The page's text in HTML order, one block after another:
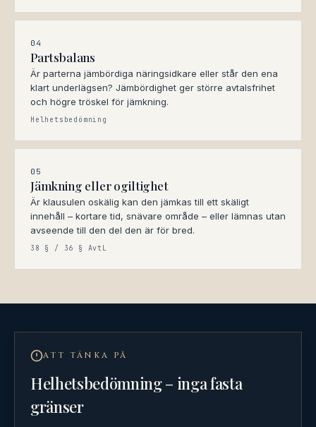
04
Partsbalans
Är parterna jämbördiga näringsidkare eller står den ena
klart underlägsen? Jämbördighet ger större avtalsfrihet
och högre tröskel för jämkning.
Helhetsbedömning
05
Jämkning eller ogiltighet
Är klausulen oskälig kan den jämkas till ett skäligt
innehåll – kortare tid, snävare område – eller lämnas utan
avseende till den del den är för bred.
38 § / 36 § AvtL
ATT TÄNKA PÅ
Helhetsbedömning – inga fasta
gränser